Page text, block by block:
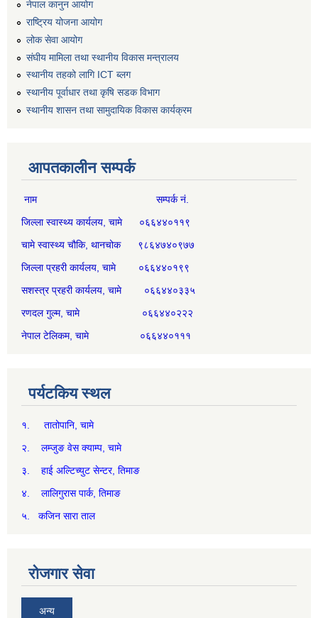
नेपाल कानुन आयोग
राष्ट्रिय योजना आयोग
लोक सेवा आयोग
संघीय मामिला तथा स्थानीय विकास मन्त्रालय
स्थानीय तहको लागि ICT ब्लग
स्थानीय पूर्वाधार तथा कृषि सडक विभाग
स्थानीय शासन तथा सामुदायिक विकास कार्यक्रम
आपतकालीन सम्पर्क
नाम सम्पर्क नं.
जिल्ला स्वास्थ्य कार्यलय, चामे ०६६४४०११९
चामे स्वास्थ्य चौकि, थानचोक ९८६४७४०९७७
जिल्ला प्रहरी कार्यलय, चामे ०६६४४०१९९
सशस्त्र प्रहरी कार्यलय, चामे ०६६४४०३३५
रणदल गुल्म, चामे ०६६४४०२२२
नेपाल टेलिकम, चामे ०६६४४०१११
पर्यटकिय स्थल
१. तातोपानि, चामे
२. लम्जुङ वेस क्याम्प, चामे
३. हाई अल्टिच्युट सेन्टर, तिमाङ
४. लालिगुरास पार्क, तिमाङ
५. कजिन सारा ताल
रोजगार सेवा
अन्य